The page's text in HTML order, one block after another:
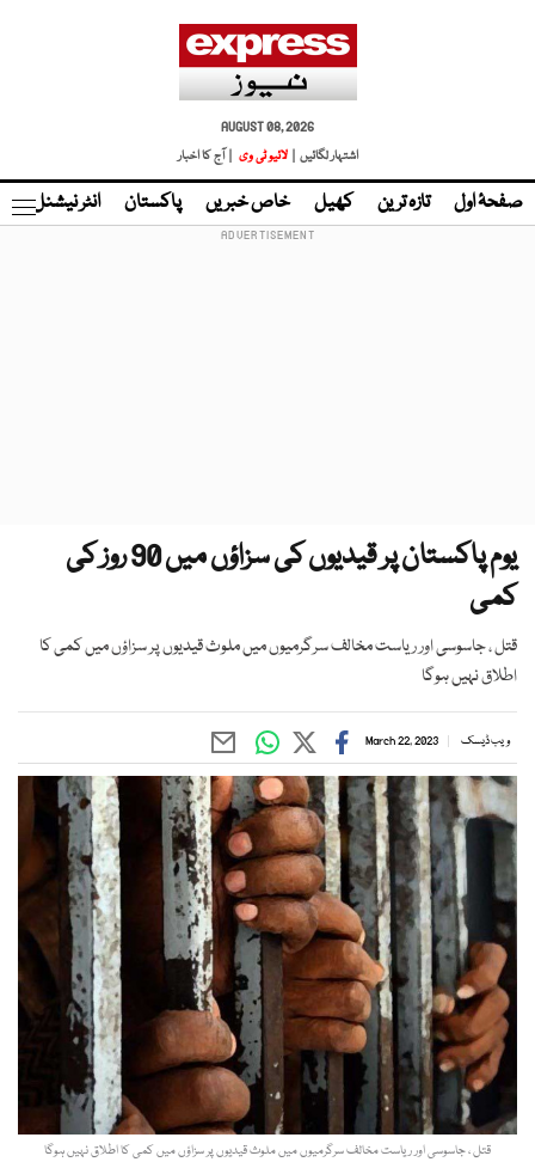
AUGUST 08, 2026
اشتہار لگائیں |
لائیو ٹی وی | آج کا اخبار
صفحۂ اول تازہ ترین کھیل خاص خبریں پاکستان انٹر نیشنل
یوم پاکستان پر قیدیوں کی سزاؤں میں 90 روز کی
کمی
قتل ، جاسوسی اور ریاست مخالف سرگرمیوں میں ملوث قیدیوں پر سزاؤں میں کمی کا
اطلاق نہیں ہوگا
ویب ڈیسک March 22, 2023
قتل ، جاسوسی اور ریاست مخالف سرگرمیوں میں ملوث قیدیوں پر سزاؤں میں کمی کا اطلاق نہیں ہوگا